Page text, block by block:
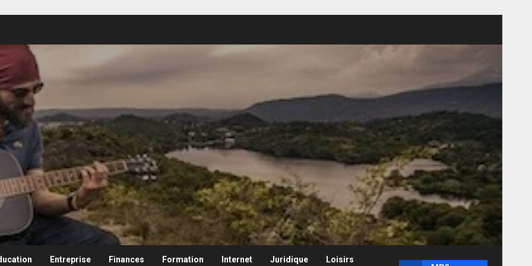
Entreprise Finances Formation Internet Juridique Loisirs